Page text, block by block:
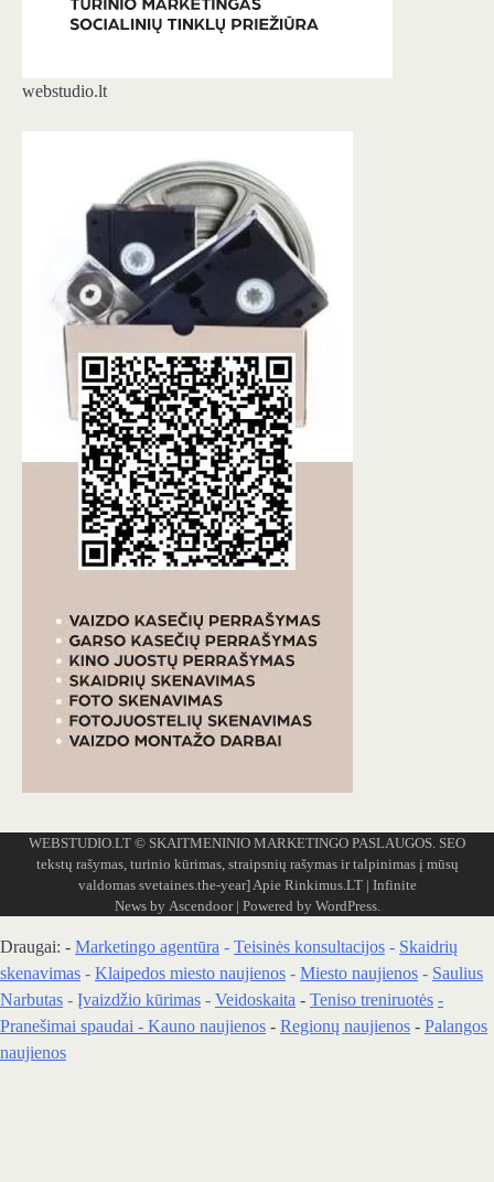
webstudio.lt
WEBSTUDIO.LT © SKAITMENINIO MARKETINGO PASLAUGOS. SEO
tekstų rašymas, turinio kūrimas, straipsnių rašymas ir talpinimas į mūsų
valdomas svetaines.the-year] Apie Rinkimus.LT| Infinite
News by Ascendoor| Powered by WordPress.
Draugai: - Marketingo agentūra - Teisinės konsultacijos - Skaidrių
skenavimas - Klaipedos miesto naujienos - Miesto naujienos - Saulius
Narbutas - Įvaizdžio kūrimas - Veidoskaita - Teniso treniruotės -
Pranešimai spaudai - Kauno naujienos - Regionų naujienos - Palangos
naujienos